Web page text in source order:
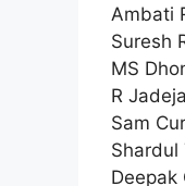
Ambati
Suresh
MS
R Jadeja
Sam
Shardul
Deepak